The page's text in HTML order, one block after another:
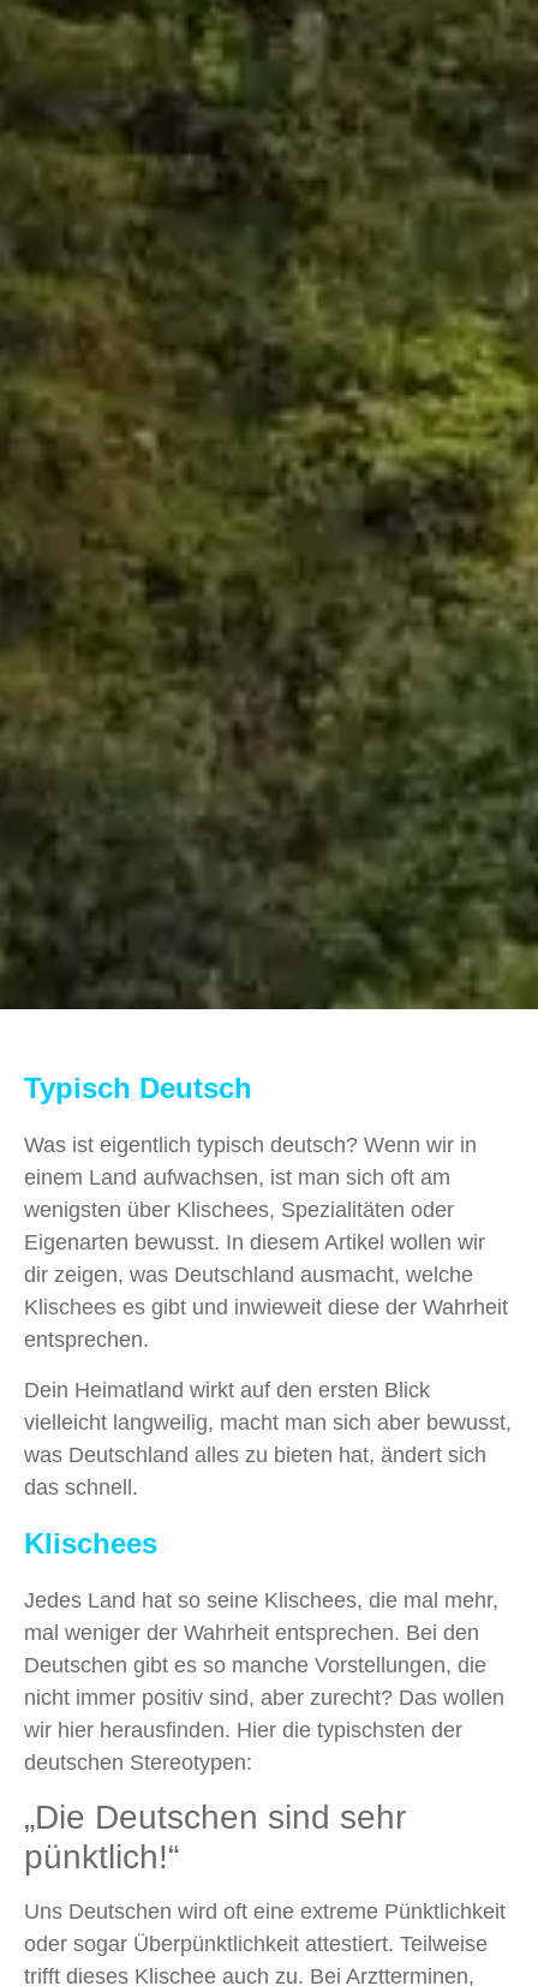
Typisch Deutsch
Was ist eigentlich typisch deutsch? Wenn wir in
einem Land aufwachsen, ist man sich oft am
wenigsten über Klischees, Spezialitäten oder
Eigenarten bewusst. In diesem Artikel wollen wir
dir zeigen, was Deutschland ausmacht, welche
Klischees es gibt und inwieweit diese der Wahrheit
entsprechen.
Dein Heimatland wirkt auf den ersten Blick
vielleicht langweilig, macht man sich aber bewusst,
was Deutschland alles zu bieten hat, ändert sich
das schnell.
Klischees
Jedes Land hat so seine Klischees, die mal mehr,
mal weniger der Wahrheit entsprechen. Bei den
Deutschen gibt es so manche Vorstellungen, die
nicht immer positiv sind, aber zurecht? Das wollen
wir hier herausfinden. Hier die typischsten der
deutschen Stereotypen:
„Die Deutschen sind sehr
pünktlich!“
Uns Deutschen wird oft eine extreme Pünktlichkeit
oder sogar Überpünktlichkeit attestiert. Teilweise
trifft dieses Klischee auch zu. Bei Arztterminen,